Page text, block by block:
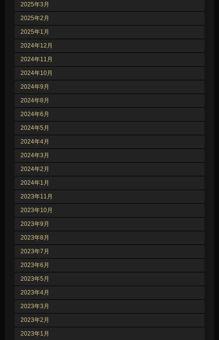
2025年3月
2025年2月
2025年1月
2024年12月
2024年11月
2024年10月
2024年9月
2024年8月
2024年6月
2024年5月
2024年4月
2024年3月
2024年2月
2024年1月
2023年11月
2023年10月
2023年9月
2023年8月
2023年7月
2023年6月
2023年5月
2023年4月
2023年3月
2023年2月
2023年1月